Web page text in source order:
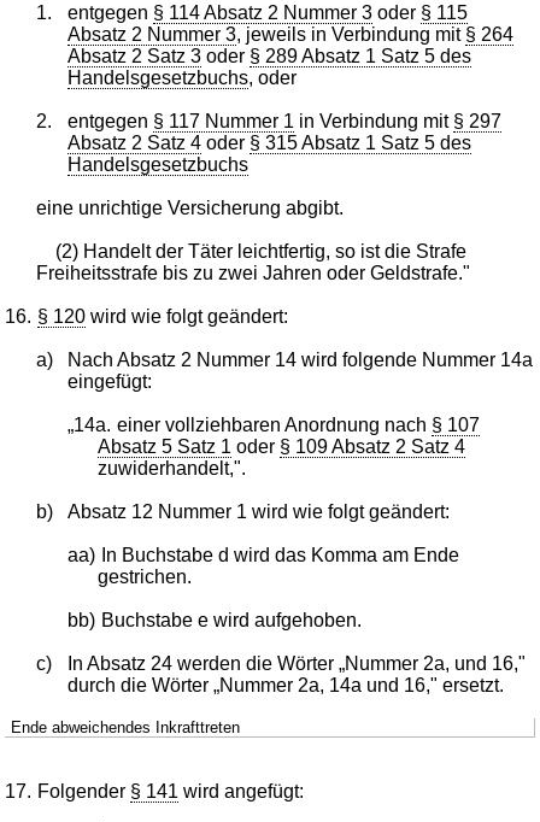
1. entgegen § 114 Absatz 2 Nummer 3oder § 115
Absatz 2 Nummer 3, jeweils in Verbindung mit § 264
Absatz 2 Satz 3oder § 289 Absatz 1 Satz 5 des
Handelsgesetzbuchs, oder
2. entgegen § 117 Nummer 1 in Verbindung mit § 297
Absatz 2 Satz 4oder § 315 Absatz 1 Satz 5 des
Handelsgesetzbuchs
eine unrichtige Versicherung abgibt.
(2) Handelt der Täter leichtfertig, so ist die Strafe
Freiheitsstrafe bis zu zwei Jahren oder Geldstrafe."
16. § 120 wird wie folgt geändert:
a)
Nach Absatz 2 Nummer 14 wird folgende Nummer 14a
eingefügt:
„14a. einer vollziehbaren Anordnung nach § 107
Absatz 5 Satz 1 oder § 109 Absatz 2 Satz 4
zuwiderhandelt,".
b) Absatz 12 Nummer 1 wird wie folgt geändert:
aa)
In Buchstabe d wird das Komma am Ende
gestrichen.
bb) Buchstabe e wird aufgehoben.
c)
In Absatz 24 werden die Wörter „Nummer 2a, und 16,"
durch die Wörter „Nummer 2a, 14a und 16," ersetzt.
Ende abweichendes Inkrafttreten
17. Folgender § 141 wird angefügt: